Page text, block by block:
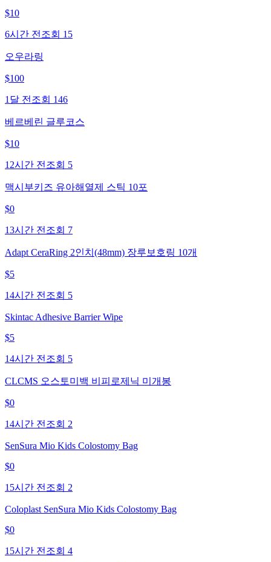
$10
6시간 전 조회 15
오우라링
$100
1달 전 조회 146
베르베린 글루코스
$10
12시간 전 조회 5
맥시부키즈 유아해열제 스틱 10포
$0
13시간 전 조회 7
Adapt CeraRing 2인치(48mm) 장루보호링 10개
$5
14시간 전 조회 5
Skintac Adhesive Barrier Wipe
$5
14시간 전 조회 5
CLCMS 오스토미백 비피로제닉 미개봉
$0
14시간 전 조회 2
SenSura Mio Kids Colostomy Bag
$0
15시간 전 조회 2
Coloplast SenSura Mio Kids Colostomy Bag
$0
15시간 전 조회 4